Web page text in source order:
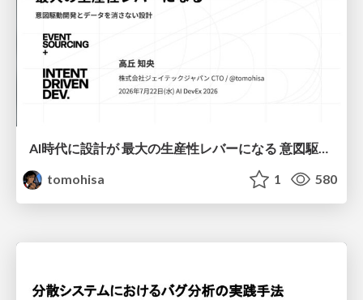
AI時代に設計が 最大の生産性レバーになる 意図駆動開発とデータを消さない設計｜Don't Delete Your Data or Your Intent — Design as the Deepest Lever in the AI Era
tomohisa
1 580